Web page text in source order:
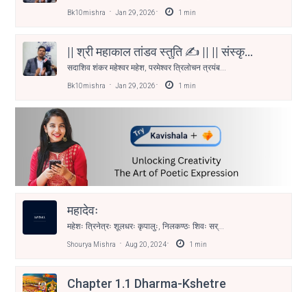
Bk10mishra Jan 29, 2026 1 min
|| श्री महाकाल तांडव स्तुति ✍️ || || संस्कृत
काव्य ✒️ || || बाल कृष्ण मिश्रा ✒️ ||
सदाशिव शंकर महेश्वर महेश, परमेश्वर त्रिलोचन त्रयंब...
Bk10mishra Jan 29, 2026 1 min
महादेवः
महेशः त्रिनेत्रः शूलधरः कृपालुः, निलकण्ठः शिवः सर्...
Shourya Mishra Aug 20, 2024 1 min
Chapter 1.1 Dharma-Kshetre